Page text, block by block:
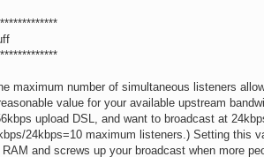
maximum number of simultaneous listeners
value for your available upstream
upload DSL, and want to broadcast at
24kbps=10 maximum listeners.) Setting this
and screws up your broadcast when more